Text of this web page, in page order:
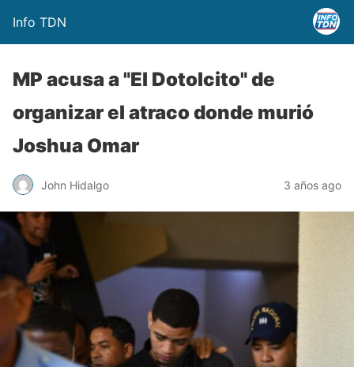
Info TDN
MP acusa a "El Dotolcito" de
organizar el atraco donde murió
Joshua Omar
John Hidalgo 3 años ago